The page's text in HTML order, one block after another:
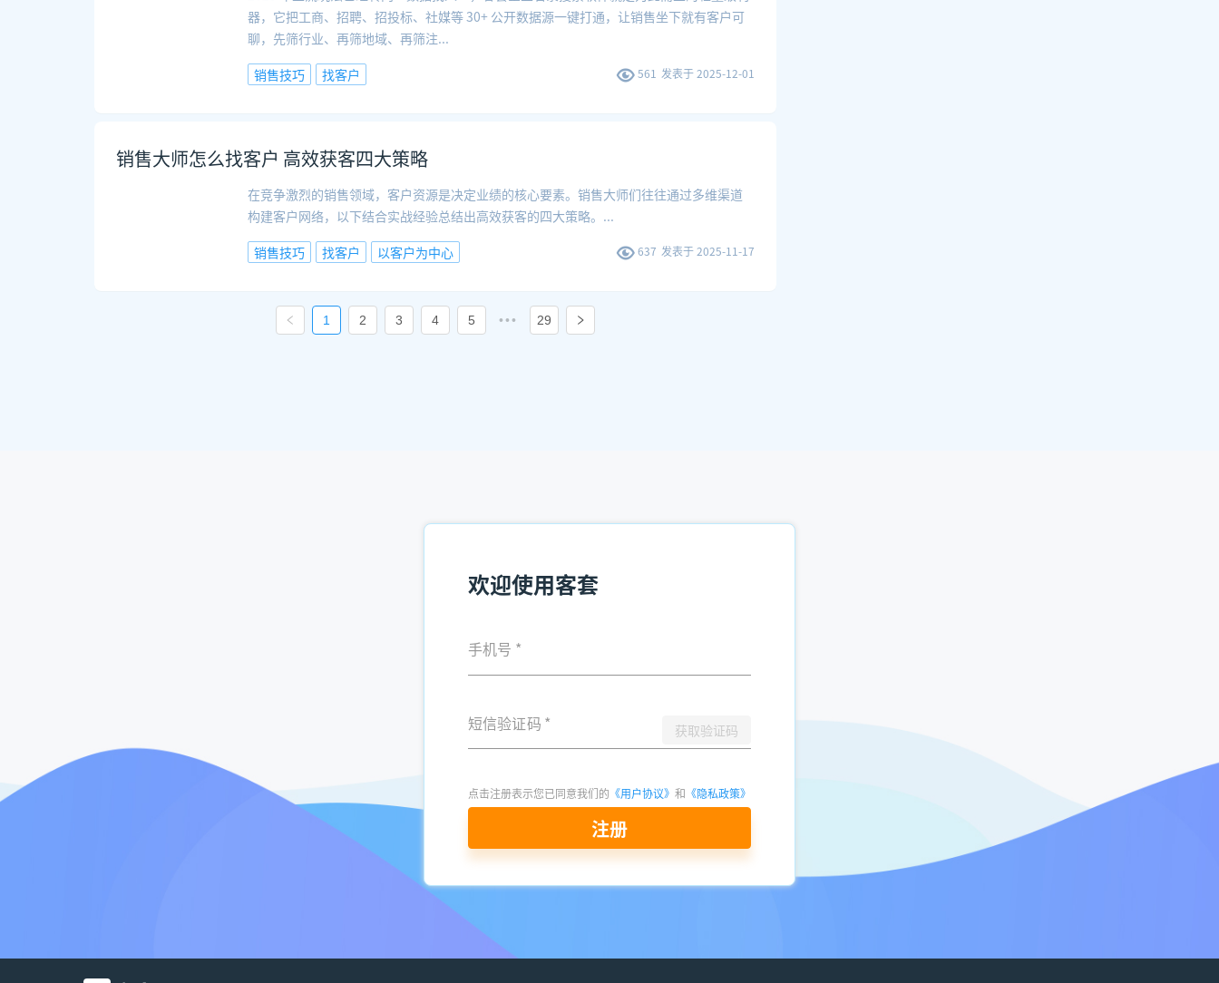
器，它把工商、招聘、招投标、社媒等 30+ 公开数据源一键打通，让销售坐下就有客户可
聊，先筛行业、再筛地域、再筛注...
销售技巧
找客户 561 发表于2025-12-01
销售大师怎么找客户 高效获客四大策略
在竞争激烈的销售领域，客户资源是决定业绩的核心要素。销售大师们往往通过多维渠道
构建客户网络，以下结合实战经验总结出高效获客的四大策略。 ...
销售技巧
找客户 以客户为中心 637 发表于2025-11-17
1 2 3 4 5 ••• 29
欢迎使用客套
手机号 *
短信验证码 * 获取验证码
点击注册表示您已同意我们的 《用户协议》 和 《隐私政策》
注册